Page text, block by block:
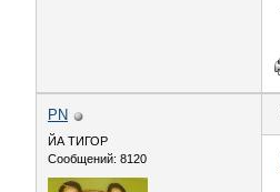
PN
ЙА ТИГОР
Сообщений: 8120